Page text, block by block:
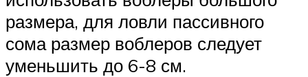
размера, для ловли пассивного
сома размер воблеров следует
уменьшить до 6-8 см.